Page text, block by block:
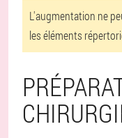
L'augmentation ne
les éléments